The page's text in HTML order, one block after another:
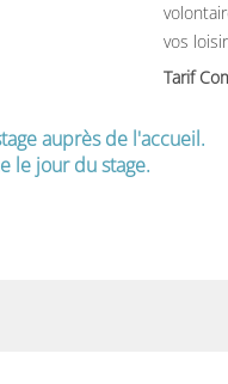
vos
Tarif
auprès de l'accueil.
le jour du stage.